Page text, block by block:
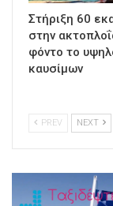
Στήριξη 60
στην
φόντο το
καυσίμων
PREV NEXT